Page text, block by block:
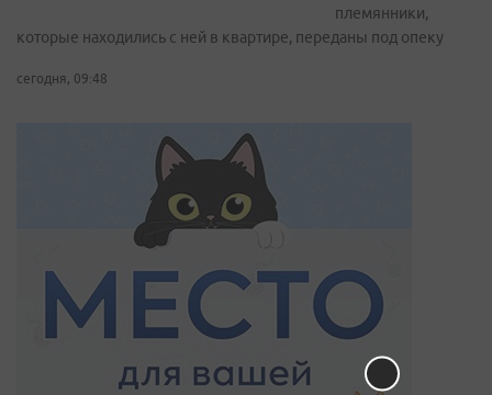
племянники,
которые находились с ней в квартире, переданы под опеку
сегодня, 09:48